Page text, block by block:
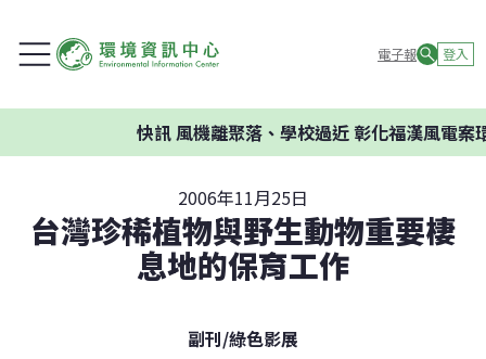
電子報 登入
風機離聚落、學校過近 彰化福漢風電案環委建
2006年11月25日
台灣珍稀植物與野生動物重要棲
息地的保育工作
副刊/綠色影展